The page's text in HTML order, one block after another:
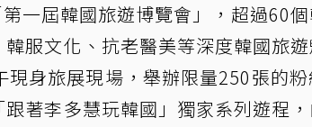
一屆韓國旅遊博覽會」，超過60
服文化、抗老醫美等深度韓國旅
身旅展現場，舉辦限量250張的
著李多慧玩韓國」獨家系列遊程